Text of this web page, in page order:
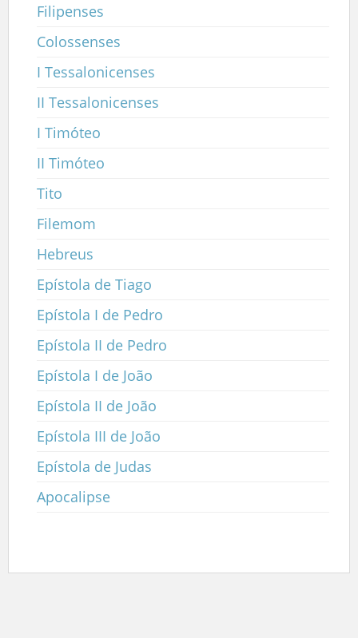
Filipenses
Colossenses
I Tessalonicenses
II Tessalonicenses
I Timóteo
II Timóteo
Tito
Filemom
Hebreus
Epístola de Tiago
Epístola I de Pedro
Epístola II de Pedro
Epístola I de João
Epístola II de João
Epístola III de João
Epístola de Judas
Apocalipse